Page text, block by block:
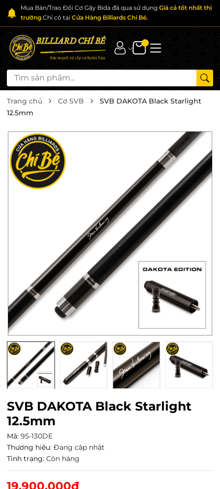
Mua Bán/Trao Đổi Cơ Gậy Bida đã qua sử dụng Giá cả tốt nhất thị
trường.Chỉ có tại Cửa Hàng Billiards Chí Bé.
Trang chủ Cơ SVB
SVB DAKOTA Black Starlight
12.5mm
SVB DAKOTA Black Starlight
12.5mm
Mã: 95-130DE
Thương hiệu: Đang cập nhật
Tình trạng: Còn hàng